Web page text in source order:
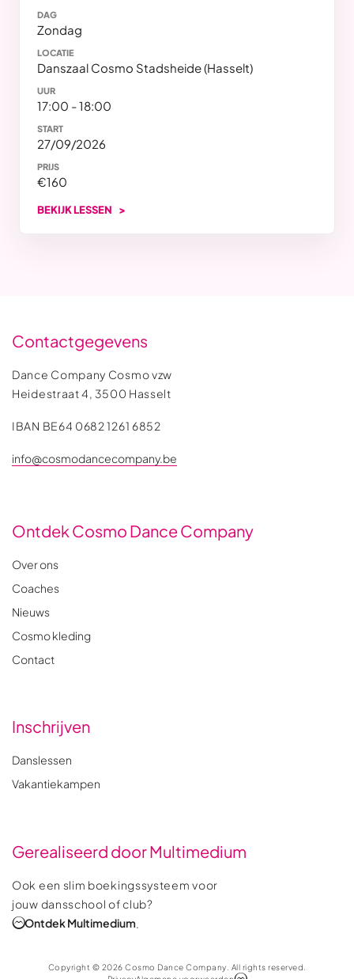
DAG
Zondag
LOCATIE
Danszaal Cosmo Stadsheide (Hasselt)
UUR
17:00 - 18:00
START
27/09/2026
PRIJS
€160
BEKIJK LESSEN
Contactgegevens
Dance Company Cosmo vzw
Heidestraat 4, 3500 Hasselt
IBAN BE64 0682 1261 6852
info@cosmodancecompany.be
Ontdek Cosmo Dance Company
Over ons
Coaches
Nieuws
Cosmo kleding
Contact
Inschrijven
Danslessen
Vakantiekampen
Gerealiseerd door Multimedium
Ook een slim boekingssysteem voor
jouw dansschool of club?
Ontdek Multimedium.
Copyright © 2026 Cosmo Dance Company. All rights reserved.